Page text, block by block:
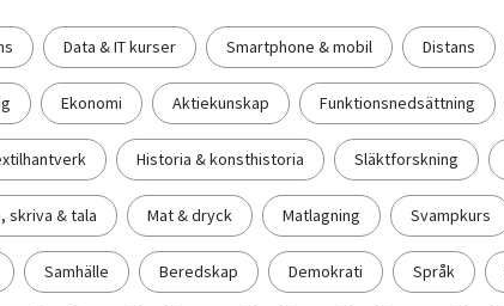
Data & IT kurser Smartphone & mobil Distans
Ekonomi Aktiekunskap Funktionsnedsättning
Historia & konsthistoria Släktforskning
skriva & tala Mat & dryck Matlagning Svampkurs
Samhälle Beredskap Demokrati Språk